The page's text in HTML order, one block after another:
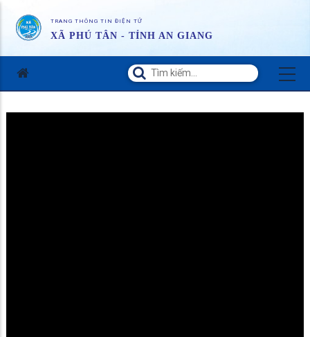
TRANG THÔNG TIN ĐIỆN TỬ
XÃ PHÚ TÂN - TỈNH AN GIANG